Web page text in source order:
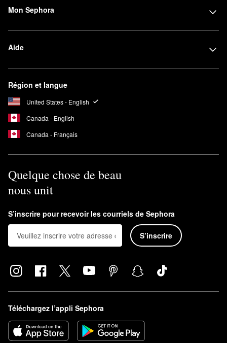
Mon Sephora
Aide
Région et langue
United States - English
Canada - English
Canada - Français
Quelque chose de beau
nous unit
S’inscrire pour recevoir les courriels de Sephora
S’inscrire
Téléchargez l’appli Sephora